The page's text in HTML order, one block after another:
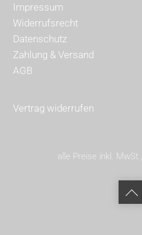
Impressum
Widerrufsrecht
Datenschutz
Zahlung & Versand
AGB
Vertrag widerrufen
alle Preise inkl.